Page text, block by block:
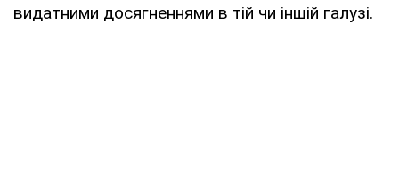
видатними досягненнями в тій чи іншій галузі.